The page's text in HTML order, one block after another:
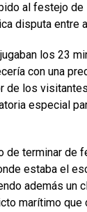
al festejo de
disputa entre
los 23
con una
de los
especial
de terminar de
estaba el
además un
marítimo